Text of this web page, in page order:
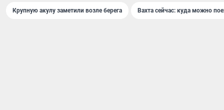
Крупную акулу заметили возле берега Вахта сейчас: куда можно